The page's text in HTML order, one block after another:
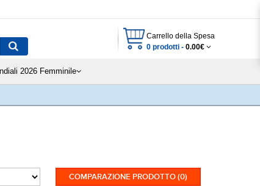
Carrello della Spesa
0 prodotti - 0.00€
2026 Femminile
COMPARAZIONE PRODOTTO (0)